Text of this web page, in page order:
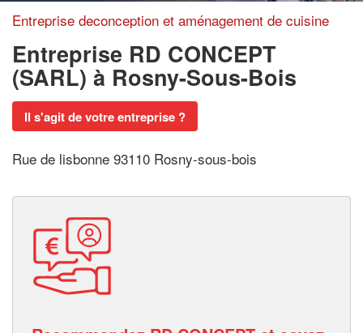
Entreprise deconception et aménagement de cuisine
Entreprise RD CONCEPT
(SARL) à Rosny-Sous-Bois
Il s'agit de votre entreprise ?
Rue de lisbonne 93110 Rosny-sous-bois